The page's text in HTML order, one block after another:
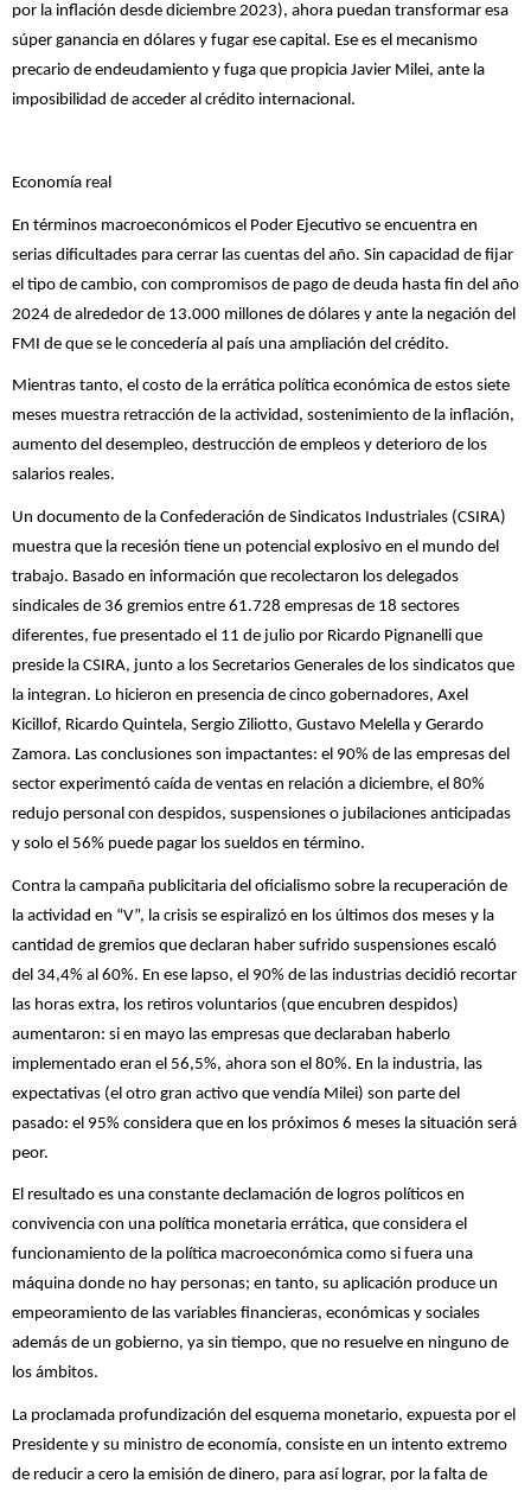
por la inflación desde diciembre 2023), ahora puedan transformar esa
súper ganancia en dólares y fugar ese capital. Ese es el mecanismo
precario de endeudamiento y fuga que propicia Javier Milei, ante la
imposibilidad de acceder al crédito internacional.
Economía real
En términos macroeconómicos el Poder Ejecutivo se encuentra en
serias dificultades para cerrar las cuentas del año. Sin capacidad de fijar
el tipo de cambio, con compromisos de pago de deuda hasta fin del año
2024 de alrededor de 13.000 millones de dólares y ante la negación del
FMI de que se le concedería al país una ampliación del crédito.
Mientras tanto, el costo de la errática política económica de estos siete
meses muestra retracción de la actividad, sostenimiento de la inflación,
aumento del desempleo, destrucción de empleos y deterioro de los
salarios reales.
Un documento de la Confederación de Sindicatos Industriales (CSIRA)
muestra que la recesión tiene un potencial explosivo en el mundo del
trabajo. Basado en información que recolectaron los delegados
sindicales de 36 gremios entre 61.728 empresas de 18 sectores
diferentes, fue presentado el 11 de julio por Ricardo Pignanelli que
preside la CSIRA, junto a los Secretarios Generales de los sindicatos que
la integran. Lo hicieron en presencia de cinco gobernadores, Axel
Kicillof, Ricardo Quintela, Sergio Ziliotto, Gustavo Melella y Gerardo
Zamora. Las conclusiones son impactantes: el 90% de las empresas del
sector experimentó caída de ventas en relación a diciembre, el 80%
redujo personal con despidos, suspensiones o jubilaciones anticipadas
y solo el 56% puede pagar los sueldos en término.
Contra la campaña publicitaria del oficialismo sobre la recuperación de
la actividad en “V”, la crisis se espiralizó en los últimos dos meses y la
cantidad de gremios que declaran haber sufrido suspensiones escaló
del 34,4% al 60%. En ese lapso, el 90% de las industrias decidió recortar
las horas extra, los retiros voluntarios (que encubren despidos)
aumentaron: si en mayo las empresas que declaraban haberlo
implementado eran el 56,5%, ahora son el 80%. En la industria, las
expectativas (el otro gran activo que vendía Milei) son parte del
pasado: el 95% considera que en los próximos 6 meses la situación será
peor.
El resultado es una constante declamación de logros políticos en
convivencia con una política monetaria errática, que considera el
funcionamiento de la política macroeconómica como si fuera una
máquina donde no hay personas; en tanto, su aplicación produce un
empeoramiento de las variables financieras, económicas y sociales
además de un gobierno, ya sin tiempo, que no resuelve en ninguno de
los ámbitos.
La proclamada profundización del esquema monetario, expuesta por el
Presidente y su ministro de economía, consiste en un intento extremo
de reducir a cero la emisión de dinero, para así lograr, por la falta de